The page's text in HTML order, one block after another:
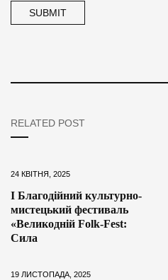
RELATED POST
24 КВІТНЯ, 2025
І Благодійний культурно-
мистецький фестиваль
«Великодній Folk-Fest:
Сила
19 ЛИСТОПАДА, 2025